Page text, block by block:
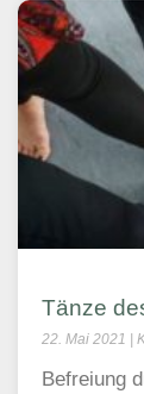
Tänze
22. Mai 2021
Befreiung